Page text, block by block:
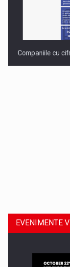
Companiile cu
EVENIMENTE